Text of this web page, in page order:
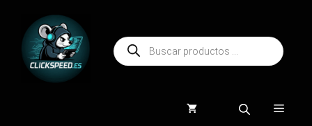
contenido
Búsqueda
de
productos
Menú